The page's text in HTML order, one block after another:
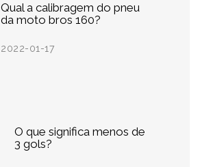
Qual a calibragem do pneu
da moto bros 160?
2022-01-17
O que significa menos de
3 gols?